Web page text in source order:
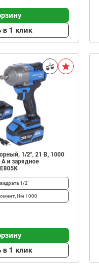
в 1 клик
1/2", 21 В, 1000
и зарядное
1/2"
Нм 1000
в 1 клик